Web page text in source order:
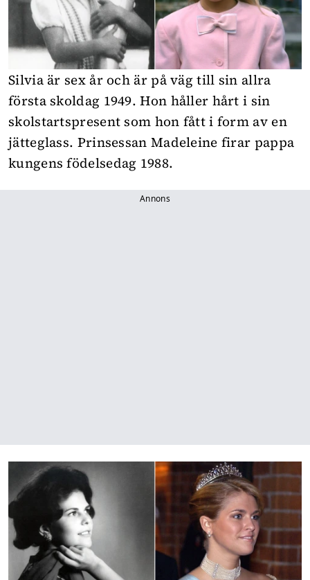
Silvia är sex år och är på väg till sin allra
första skoldag 1949. Hon håller hårt i sin
skolstartspresent som hon fått i form av en
jätteglass. Prinsessan Madeleine firar pappa
kungens födelsedag 1988.
Annons